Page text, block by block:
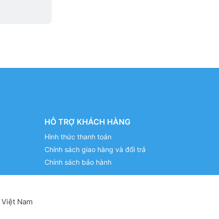
HỖ TRỢ KHÁCH HÀNG
Hình thức thanh toán
Chính sách giao hàng và đổi trả
Chính sách bảo hành
Nam